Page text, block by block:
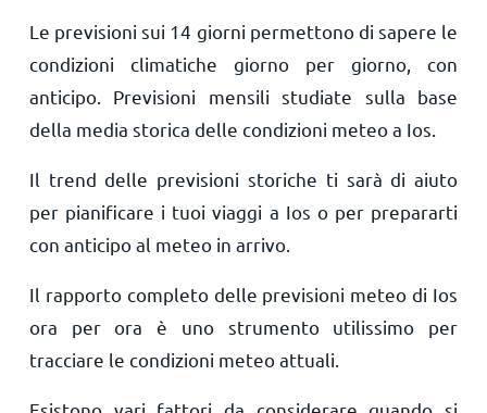
Le previsioni sui 14 giorni permettono di sapere le
condizioni climatiche giorno per giorno, con
anticipo. Previsioni mensili studiate sulla base
della media storica delle condizioni meteo a Ios.
Il trend delle previsioni storiche ti sarà di aiuto
per pianificare i tuoi viaggi a Ios o per prepararti
con anticipo al meteo in arrivo.
Il rapporto completo delle previsioni meteo di Ios
ora per ora è uno strumento utilissimo per
tracciare le condizioni meteo attuali.